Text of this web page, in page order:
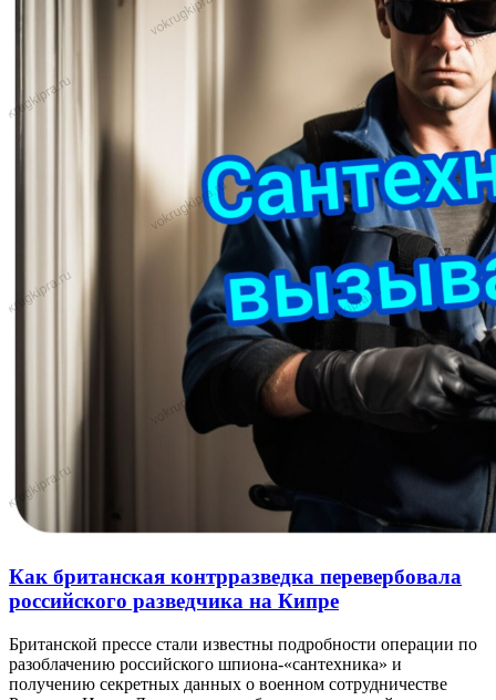
Как британская контрразведка перевербовала
российского разведчика на Кипре
Британской прессе стали известны подробности операции по
разоблачению российского шпиона-«сантехника» и
получению секретных данных о военном сотрудничестве